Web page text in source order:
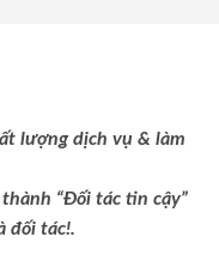
lượng dịch vụ & làm
thành “Đối tác tin cậy”
đối tác!.